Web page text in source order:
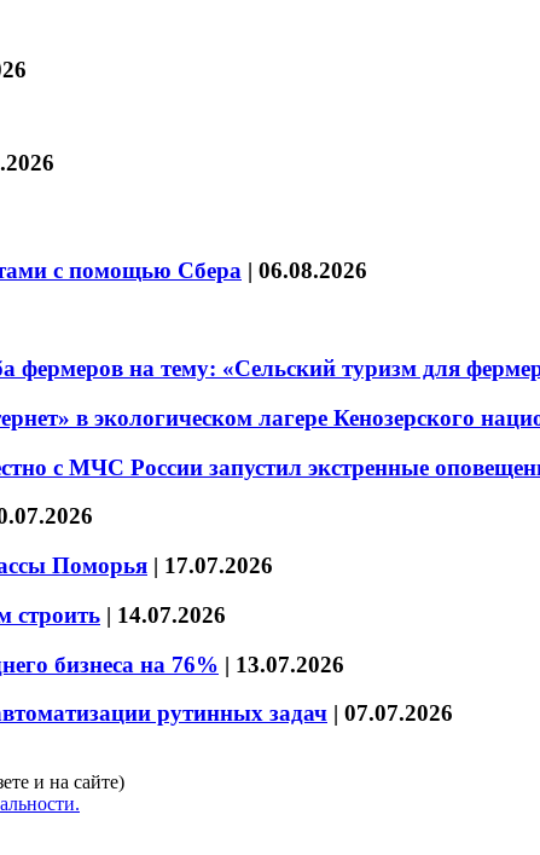
с помощью Сбера | 06.08.2026
на тему: «Сельский туризм для
в экологическом лагере Кенозерского
с МЧС России запустил экстренные
Поморья | 17.07.2026
строить | 14.07.2026
бизнеса на 76% | 13.07.2026
рутинных задач | 07.07.2026
и на сайте)